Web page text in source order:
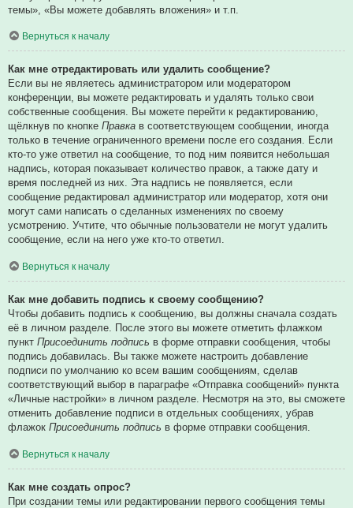
темы», «Вы можете добавлять вложения» и т.п.
Вернуться к началу
Как мне отредактировать или удалить сообщение?
Если вы не являетесь администратором или модератором
конференции, вы можете редактировать и удалять только свои
собственные сообщения. Вы можете перейти к редактированию,
щёлкнув по кнопке Правка в соответствующем сообщении, иногда
только в течение ограниченного времени после его создания. Если
кто-то уже ответил на сообщение, то под ним появится небольшая
надпись, которая показывает количество правок, а также дату и
время последней из них. Эта надпись не появляется, если
сообщение редактировал администратор или модератор, хотя они
могут сами написать о сделанных изменениях по своему
усмотрению. Учтите, что обычные пользователи не могут удалить
сообщение, если на него уже кто-то ответил.
Вернуться к началу
Как мне добавить подпись к своему сообщению?
Чтобы добавить подпись к сообщению, вы должны сначала создать
её в личном разделе. После этого вы можете отметить флажком
пункт Присоединить подпись в форме отправки сообщения, чтобы
подпись добавилась. Вы также можете настроить добавление
подписи по умолчанию ко всем вашим сообщениям, сделав
соответствующий выбор в параграфе «Отправка сообщений» пункта
«Личные настройки» в личном разделе. Несмотря на это, вы сможете
отменить добавление подписи в отдельных сообщениях, убрав
флажок Присоединить подпись в форме отправки сообщения.
Вернуться к началу
Как мне создать опрос?
При создании темы или редактировании первого сообщения темы